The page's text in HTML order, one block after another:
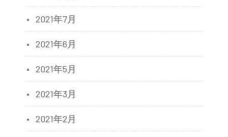
2021年7月
2021年6月
2021年5月
2021年3月
2021年2月